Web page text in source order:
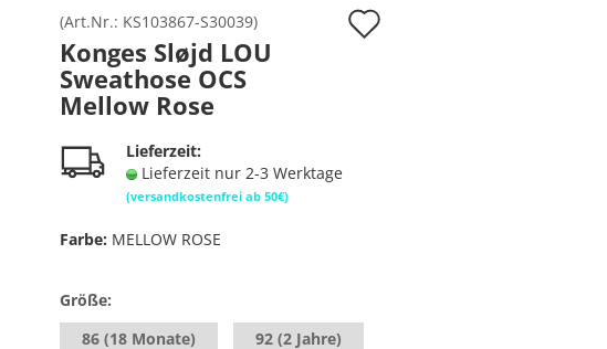
Konto erstellen
Passwort vergessen?
(Art.Nr.: KS103867-S30039)
Konges Sløjd LOU
Sweathose OCS
Mellow Rose
Lieferzeit:
Lieferzeit nur 2-3 Werktage
(versandkostenfrei ab 50€)
Farbe: MELLOW ROSE
Größe:
86 (18 Monate)
92 (2 Jahre)